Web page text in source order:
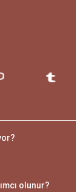
olunur?